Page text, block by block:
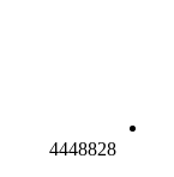
4448828